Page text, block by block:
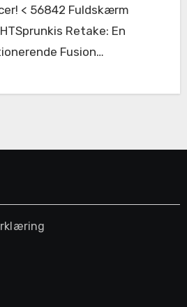
< 56842 Fuldskærm
Retake: En
Fusion…